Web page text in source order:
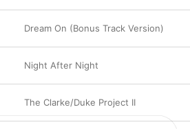
Dream On (Bonus Track Version)
Night After Night
The Clarke/Duke Project II